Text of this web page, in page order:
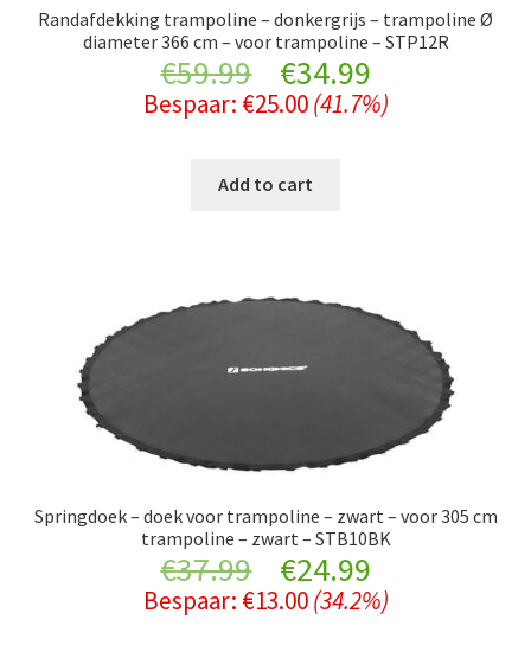
Randafdekking trampoline – donkergrijs – trampoline Ø
diameter 366 cm – voor trampoline – STP12R
€59.99
Original
price
was:
€34.99Current
price
Bespaar: €25.00 (41.7%)
Add to cart
Springdoek – doek voor trampoline – zwart – voor 305 cm
trampoline – zwart – STB10BK
€37.99
Original
price
€24.99Current
price
Bespaar: €13.00 (34.2%)